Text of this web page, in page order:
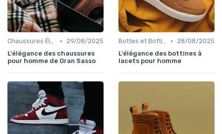
Chaussures Élégantes et de Cérémonie •
29/08/2025
L'élégance des chaussures
pour homme de Gran Sasso
Bottes et Bottines •
28/08/2025
L'élégance des bottines à
lacets pour homme